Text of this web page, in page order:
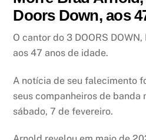
Doors Down, aos
O cantor do 3 DOORS
aos 47 anos de idade.
A notícia de seu falecimento
seus companheiros de banda
sábado, 7 de fevereiro.